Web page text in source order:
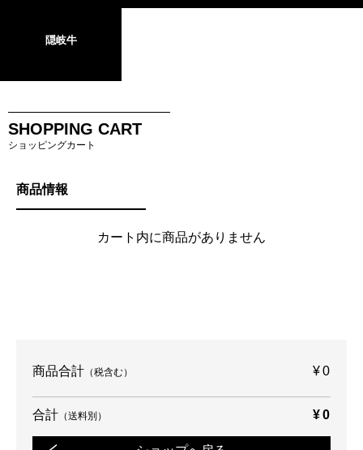
隠岐牛
SHOPPING CART
ショッピングカート
商品情報
カート内に商品がありません
商品合計 （税含む） ¥0
合計 （送料別） ¥0